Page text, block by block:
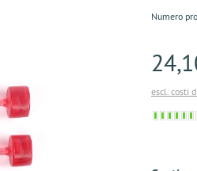
Numero
escl. costi